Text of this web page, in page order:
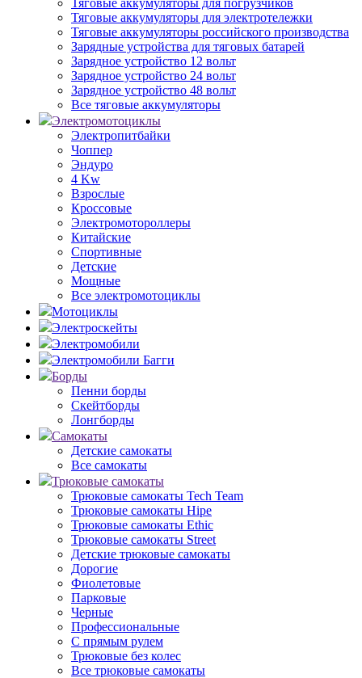
Тяговые аккумуляторы для погрузчиков
Тяговые аккумуляторы для электротележки
Тяговые аккумуляторы российского производства
Зарядные устройства для тяговых батарей
Зарядное устройство 12 вольт
Зарядное устройство 24 вольт
Зарядное устройство 48 вольт
Все тяговые аккумуляторы
Электромотоциклы
Электропитбайки
Чоппер
Эндуро
4 Kw
Взрослые
Кроссовые
Электромотороллеры
Китайские
Спортивные
Детские
Мощные
Все электромотоциклы
Мотоциклы
Электроскейты
Электромобили
Электромобили Багги
Борды
Пенни борды
Скейтборды
Лонгборды
Самокаты
Детские самокаты
Все самокаты
Трюковые самокаты
Трюковые самокаты Tech Team
Трюковые самокаты Hipe
Трюковые самокаты Ethic
Трюковые самокаты Street
Детские трюковые самокаты
Дорогие
Фиолетовые
Парковые
Черные
Профессиональные
С прямым рулем
Трюковые без колес
Все трюковые самокаты